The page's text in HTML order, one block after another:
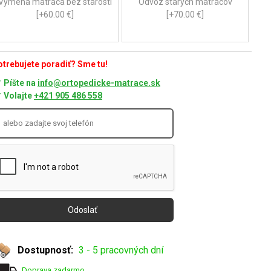
[+60.00 €]
[+70.00 €]
poradiť? Sme tu!
Píšte na info@ortopedicke-matrace.sk
Volajte+421 905 486 558
Dostupnosť: 3 - 5 pracovných dní